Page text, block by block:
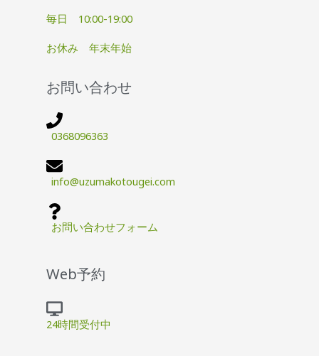
毎日 10:00-19:00
お休み 年末年始
お問い合わせ
0368096363
info@uzumakotougei.com
お問い合わせフォーム
Web予約
24時間受付中